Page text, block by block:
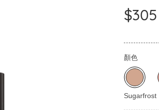
$305
顏色